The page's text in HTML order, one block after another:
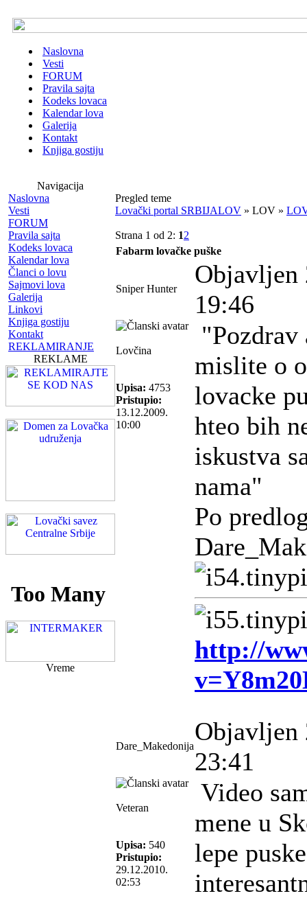
Naslovna
Vesti
FORUM
Pravila sajta
Kodeks lovaca
Kalendar lova
Galerija
Kontakt
Knjiga gostiju
Navigacija
Naslovna
Vesti
FORUM
Pravila sajta
Kodeks lovaca
Kalendar lova
Članci o lovu
Sajmovi lova
Galerija
Linkovi
Knjiga gostiju
Kontakt
REKLAMIRANJE
REKLAME
Vreme
Pregled teme
Lovački portal SRBIJALOV » LOV »
Strana 1 od 2: 12
Fabarm lovačke puške
Sniper Hunter
Objavljen
19:46
Lovčina
Upisa: 4753
Pristupio:
13.12.2009.
10:00
mislite o
lovacke
hteo bih
iskustva
nama"
Po
http://
Dare_Makedonija
Objavljen
23:41
Veteran
Upisa: 540
Pristupio:
29.12.2010.
02:53
Video
mene u
lepe